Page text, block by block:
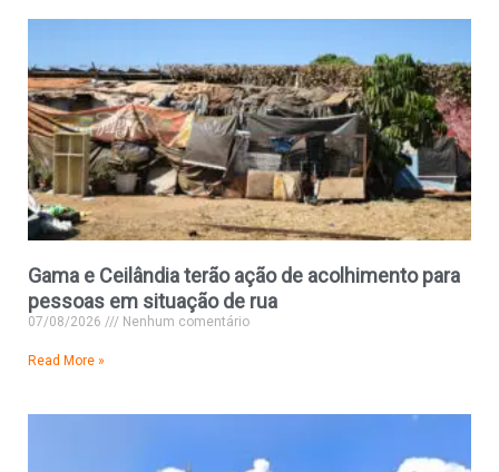
Gama e Ceilândia terão ação de acolhimento para
pessoas em situação de rua
07/08/2026 Nenhum comentário
Read More »